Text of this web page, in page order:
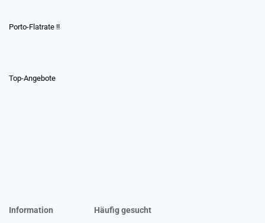
Porto-Flatrate !!
Top-Angebote
Information Häufig gesucht